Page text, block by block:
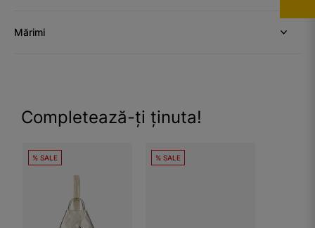
Mărimi
Completează-ți ținuta!
% SALE % SALE